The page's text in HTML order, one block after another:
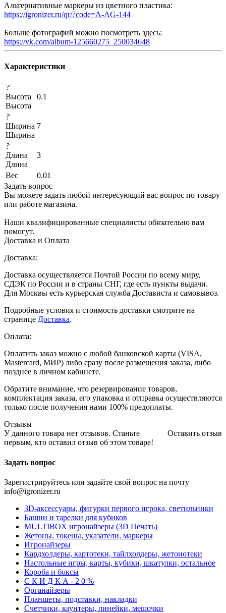
Альтернативные маркеры из цветного пластика:
https://igronizer.ru/qr/?code=A-AG-144
Больше фотографий можно посмотреть здесь:
https://vk.com/album-125660275_250034648
Характеристики
?
Высота
Высота
0.1
?
Ширина
Ширина
7
?
Длина
Длина
3
Вес
0.01
Задать вопрос
Вы можете задать любой интересующий вас вопрос по товару
или работе магазина.
Наши квалифицированные специалисты обязательно вам
помогут.
Доставка и Оплата
Доставка:
Доставка осуществляется Почтой России по всему миру,
СДЭК по России и в страны СНГ, где есть пункты выдачи.
Для Москвы есть курьерская служба Достависта и самовывоз.
Подробные условия и стоимость доставки смотрите на
странице Доставка.
Оплата:
Оплатить заказ можно с любой банковской карты (VISA,
Mastercard, МИР) либо сразу после размещения заказа, либо
позднее в личном кабинете.
Обратите внимание, что резервирование товаров,
комплектация заказа, его упаковка и отправка осуществляются
только после получения нами 100% предоплаты.
Отзывы
Оставить отзыв
У данного товара нет отзывов. Станьте
первым, кто оставил отзыв об этом товаре!
Задать вопрос
Зарегистрируйтесь или задайте свой вопрос на почту
info@igronizer.ru
3D-аксессуары, фигурки первого игрока, светильники
Башни и тарелки для кубиков
MULTIBOX игронайзеры (3D Печать)
Жетоны, токены, указатели, маркеры
Игронайзеры
Кардхолдеры, картотеки, тайлхолдеры, жетонотеки
Настольные игры, карты, кубики, шкатулки, остальное
Короба и боксы
С К И Д К А - 2 0 %
Органайзеры
Планшеты, подставки, накладки
Счетчики, каунтеры, линейки, мешочки